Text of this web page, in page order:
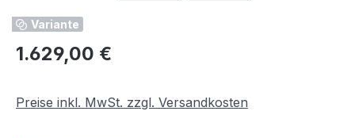
Variante
Regulärer Preis:
1.629,00 €
Preise inkl. MwSt. zzgl. Versandkosten